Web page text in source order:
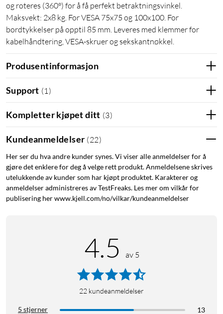
og roteres (360°) for å få perfekt betraktningsvinkel.
Maksvekt: 2x8 kg. For VESA 75x75 og 100x100. For
bordtykkelser på opptil 85 mm. Leveres med klemmer for
kabelhåndtering, VESA-skruer og sekskantnøkkel.
Produsentinformasjon
Support (1 )
Kompletter kjøpet ditt (3)
Kundeanmeldelser (22)
Her ser du hva andre kunder synes. Vi viser alle anmeldelser for å
gjøre det enklere for deg å velge rett produkt. Anmeldelsene skrives
utelukkende av kunder som har kjøpt produktet. Karakterer og
anmeldelser administreres av TestFreaks. Les mer om vilkår for
publisering her www.kjell.com/no/vilkar/kundeanmeldelser
4.5 av 5
22 kundeanmeldelser
5 stjerner 13